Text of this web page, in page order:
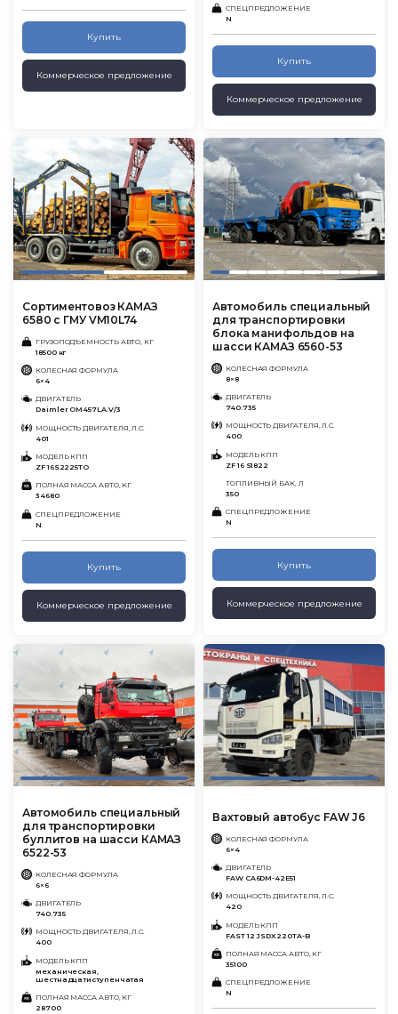
Купить
Коммерческое предложение
СПЕЦПРЕДЛОЖЕНИЕ
N
Купить
Коммерческое предложение
Сортиментовоз КАМАЗ
6580 с ГМУ VM10L74
ГРУЗОПОДЪЕМНОСТЬ АВТО, КГ
18500 кг
КОЛЕСНАЯ ФОРМУЛА
6×4
ДВИГАТЕЛЬ
Daimler OM457LA.V/3
МОЩНОСТЬ ДВИГАТЕЛЯ, Л.С.
401
МОДЕЛЬ КПП
ZF 16S2225TO
ПОЛНАЯ МАССА АВТО, КГ
34680
СПЕЦПРЕДЛОЖЕНИЕ
N
Купить
Коммерческое предложение
Автомобиль специальный
для транспортировки
блока манифольдов на
шасси КАМАЗ 6560-53
КОЛЕСНАЯ ФОРМУЛА
8×8
ДВИГАТЕЛЬ
740.735
МОЩНОСТЬ ДВИГАТЕЛЯ, Л.С.
400
МОДЕЛЬ КПП
ZF 16 S1822
ТОПЛИВНЫЙ БАК, Л
350
СПЕЦПРЕДЛОЖЕНИЕ
N
Купить
Коммерческое предложение
Автомобиль специальный
для транспортировки
буллитов на шасси КАМАЗ
6522-53
КОЛЕСНАЯ ФОРМУЛА
6×6
ДВИГАТЕЛЬ
740.735
МОЩНОСТЬ ДВИГАТЕЛЯ, Л.С.
400
МОДЕЛЬ КПП
механическая,
шестнадцатиступенчатая
ПОЛНАЯ МАССА АВТО, КГ
28700
Вахтовый автобус FAW J6
КОЛЕСНАЯ ФОРМУЛА
6×4
ДВИГАТЕЛЬ
FAW CA6DM-42E51
МОЩНОСТЬ ДВИГАТЕЛЯ, Л.С.
420
МОДЕЛЬ КПП
FAST 12 JSDX220TA-B
ПОЛНАЯ МАССА АВТО, КГ
35100
СПЕЦПРЕДЛОЖЕНИЕ
N